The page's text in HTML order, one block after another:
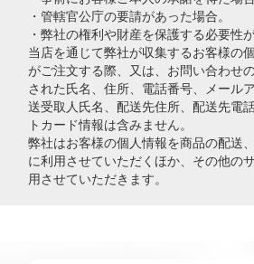
・管轄官公庁の要請があった場合。
・弊社の権利や財産を保護する必要性
当店を通じて弊社が収集するお客様の
がご注文する際、又は、お問い合わせ
された氏名、住所、電話番号、メール
送受取人氏名、配送先住所、配送先電
トカード情報は含みません。
弊社はお客様の個人情報を商品の配送
に利用させていただくほか、その他の
用させていただきます。